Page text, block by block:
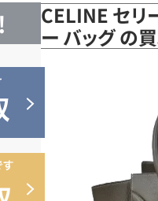
CELINE セリ
ー バッグ の